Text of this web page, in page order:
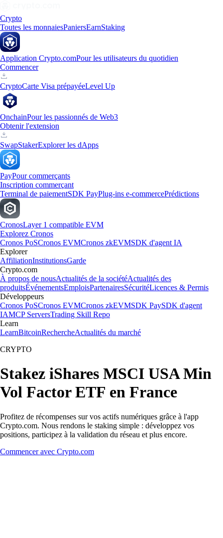
Crypto
Toutes les monnaiesPaniersEarnStaking
Application Crypto.comPour les utilisateurs du quotidien
Commencer
CryptoCarte Visa prépayéeLevel Up
OnchainPour les passionnés de Web3
Obtenir l'extension
SwapStakerExplorer les dApps
PayPour commerçants
Inscription commerçant
Terminal de paiementSDK PayPlug-ins e-commercePrédictions
CronosLayer 1 compatible EVM
Explorez Cronos
Cronos PoSCronos EVMCronos zkEVMSDK d'agent IA
Explorer
AffiliationInstitutionsGarde
Crypto.com
À propos de nousActualités de la sociétéActualités des
produitsÉvénementsEmploisPartenairesSécuritéLicences & Permis
Développeurs
Cronos PoSCronos EVMCronos zkEVMSDK PaySDK d'agent
IAMCP ServersTrading Skill Repo
Learn
LearnBitcoinRechercheActualités du marché
CRYPTO
Stakez iShares MSCI USA Min
Vol Factor ETF en France
Profitez de récompenses sur vos actifs numériques grâce à l'app
Crypto.com. Nous rendons le staking simple : développez vos
positions, participez à la validation du réseau et plus encore.
Commencer avec Crypto.com